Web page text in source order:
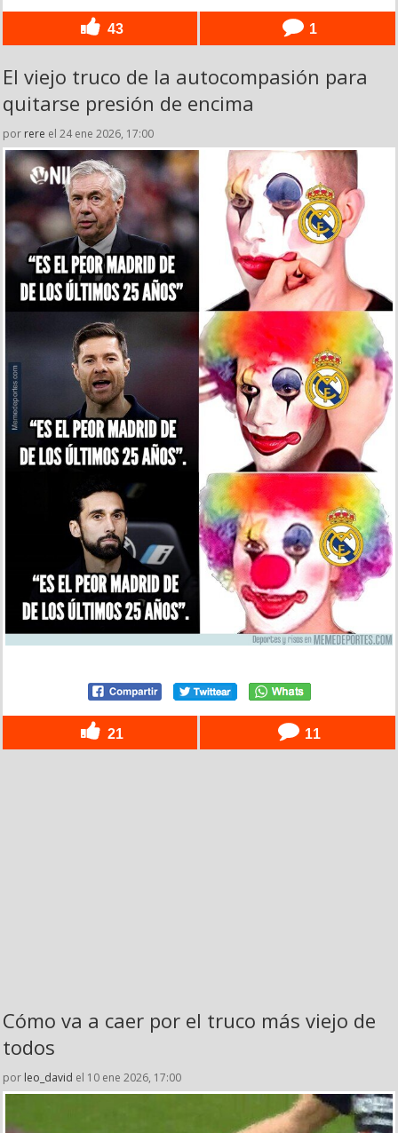
43 1
El viejo truco de la autocompasión para
quitarse presión de encima
por rere el 24 ene 2026, 17:00
21 11
Cómo va a caer por el truco más viejo de
todos
por leo_david el 10 ene 2026, 17:00